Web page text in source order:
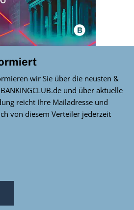
wir Sie über die neusten &
und über aktuelle
reicht Ihre Mailadresse und
von diesem Verteiler jederzeit